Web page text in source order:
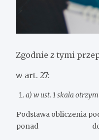
Zgodnie z tymi
w art. 27:
a) w ust. 1 skala
Podstawa obliczenia
ponad